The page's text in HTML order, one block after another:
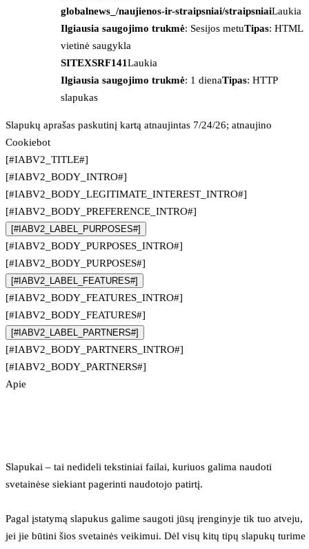
globalnews_/naujienos-ir-straipsniai/straipsniaiLaukia
Ilgiausia saugojimo trukmė: Sesijos metuTipas: HTML
vietinė saugykla
SITEXSRF141Laukia
Ilgiausia saugojimo trukmė: 1 dienaTipas: HTTP
slapukas
Slapukų aprašas paskutinį kartą atnaujintas 7/24/26; atnaujino
Cookiebot
[#IABV2_TITLE#]
[#IABV2_BODY_INTRO#]
[#IABV2_BODY_LEGITIMATE_INTEREST_INTRO#]
[#IABV2_BODY_PREFERENCE_INTRO#]
[#IABV2_LABEL_PURPOSES#]
[#IABV2_BODY_PURPOSES_INTRO#]
[#IABV2_BODY_PURPOSES#]
[#IABV2_LABEL_FEATURES#]
[#IABV2_BODY_FEATURES_INTRO#]
[#IABV2_BODY_FEATURES#]
[#IABV2_LABEL_PARTNERS#]
[#IABV2_BODY_PARTNERS_INTRO#]
[#IABV2_BODY_PARTNERS#]
Apie
Slapukai – tai nedideli tekstiniai failai, kuriuos galima naudoti
svetainėse siekiant pagerinti naudotojo patirtį.
Pagal įstatymą slapukus galime saugoti jūsų įrenginyje tik tuo atveju,
jei jie būtini šios svetainės veikimui. Dėl visų kitų tipų slapukų turime